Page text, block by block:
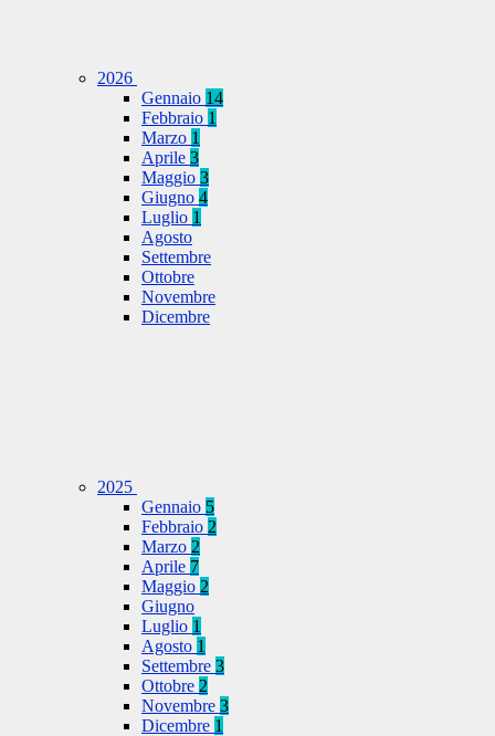
2026
Gennaio 14
Febbraio 1
Marzo 1
Aprile 3
Maggio 3
Giugno 4
Luglio 1
Agosto
Settembre
Ottobre
Novembre
Dicembre
2025
Gennaio 5
Febbraio 2
Marzo 2
Aprile 7
Maggio 2
Giugno
Luglio 1
Agosto 1
Settembre 3
Ottobre 2
Novembre 3
Dicembre 1